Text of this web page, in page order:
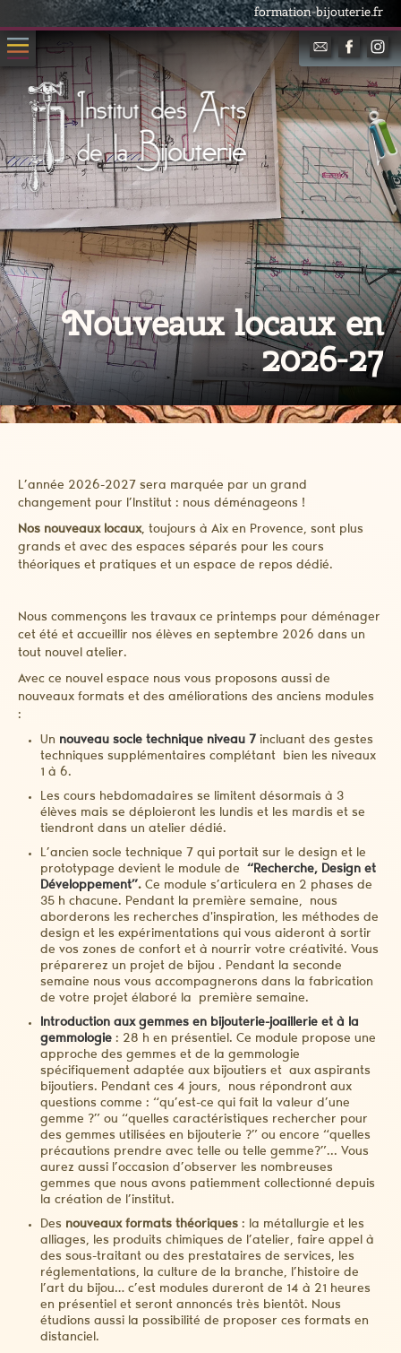
formation-bijouterie.fr
Nouveaux locaux en
2026-27
L’année 2026-2027 sera marquée par un grand
changement pour l’Institut : nous déménageons !
Nos nouveaux locaux, toujours à Aix en Provence, sont plus
grands et avec des espaces séparés pour les cours
théoriques et pratiques et un espace de repos dédié.
Nous commençons les travaux ce printemps pour déménager
cet été et accueillir nos élèves en septembre 2026 dans un
tout nouvel atelier.
Avec ce nouvel espace nous vous proposons aussi de
nouveaux formats et des améliorations des anciens modules
:
Un nouveau socle technique niveau 7 incluant des gestes
techniques supplémentaires complétant bien les niveaux
1 à 6.
Les cours hebdomadaires se limitent désormais à 3
élèves mais se déploieront les lundis et les mardis et se
tiendront dans un atelier dédié.
L’ancien socle technique 7 qui portait sur le design et le
prototypage devient le module de “Recherche, Design et
Développement”. Ce module s’articulera en 2 phases de
35 h chacune. Pendant la première semaine, nous
aborderons les recherches d'inspiration, les méthodes de
design et les expérimentations qui vous aideront à sortir
de vos zones de confort et à nourrir votre créativité. Vous
préparerez un projet de bijou . Pendant la seconde
semaine nous vous accompagnerons dans la fabrication
de votre projet élaboré la première semaine.
Introduction aux gemmes en bijouterie-joaillerie et à la
gemmologie : 28 h en présentiel. Ce module propose une
approche des gemmes et de la gemmologie
spécifiquement adaptée aux bijoutiers et aux aspirants
bijoutiers. Pendant ces 4 jours, nous répondront aux
questions comme : “qu’est-ce qui fait la valeur d’une
gemme ?” ou “quelles caractéristiques rechercher pour
des gemmes utilisées en bijouterie ?” ou encore “quelles
précautions prendre avec telle ou telle gemme?”... Vous
aurez aussi l’occasion d’observer les nombreuses
gemmes que nous avons patiemment collectionné depuis
la création de l’institut.
Des nouveaux formats théoriques : la métallurgie et les
alliages, les produits chimiques de l’atelier, faire appel à
des sous-traitant ou des prestataires de services, les
réglementations, la culture de la branche, l’histoire de
l’art du bijou… c’est modules dureront de 14 à 21 heures
en présentiel et seront annoncés très bientôt. Nous
étudions aussi la possibilité de proposer ces formats en
distanciel.